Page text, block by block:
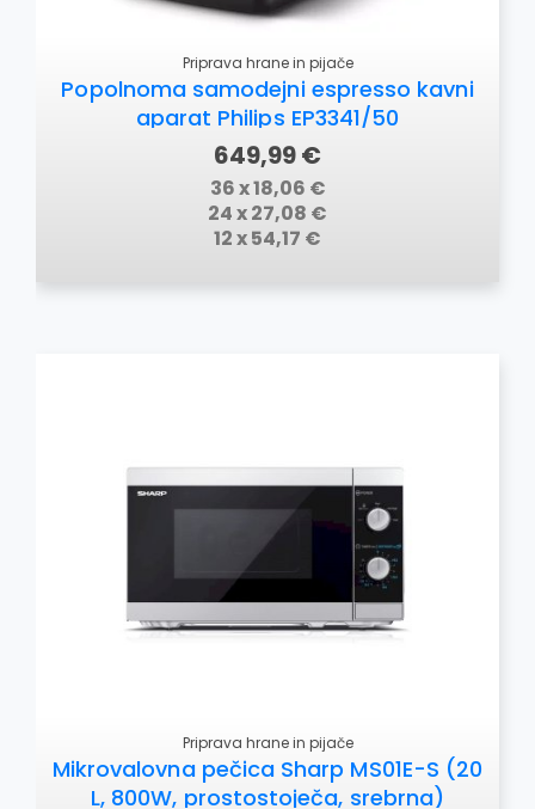
Priprava hrane in pijače
Popolnoma samodejni espresso kavni
aparat Philips EP3341/50
649,99 €
36 x 18,06 €
24 x 27,08 €
12 x 54,17 €
Priprava hrane in pijače
Mikrovalovna pečica Sharp MS01E-S (20
L, 800W, prostostoječa, srebrna)